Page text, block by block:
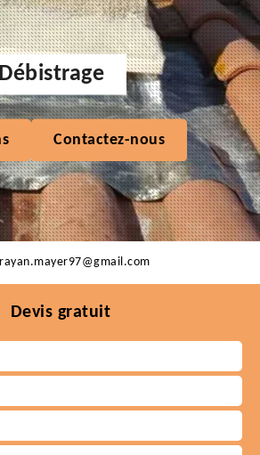
Contactez-nous
Devis gratuit